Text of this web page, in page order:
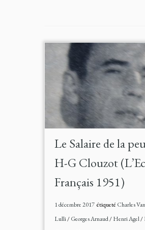
Le Salaire de la
H-G Clouzot
Français 1951)
1 décembre 2017 étiqueté Charles
Lulli/Georges Arnaud/Henri Agel/